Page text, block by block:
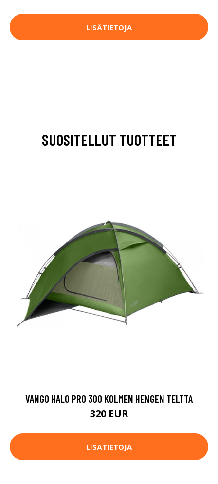
LISÄTIETOJA
SUOSITELLUT TUOTTEET
VANGO HALO PRO 300 KOLMEN HENGEN TELTTA
320 EUR
LISÄTIETOJA